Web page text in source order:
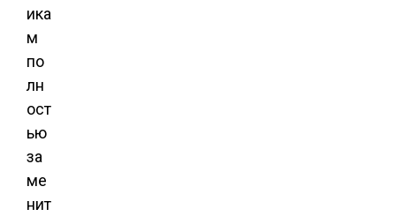
ика
м
по
лн
ост
ью
за
ме
нит